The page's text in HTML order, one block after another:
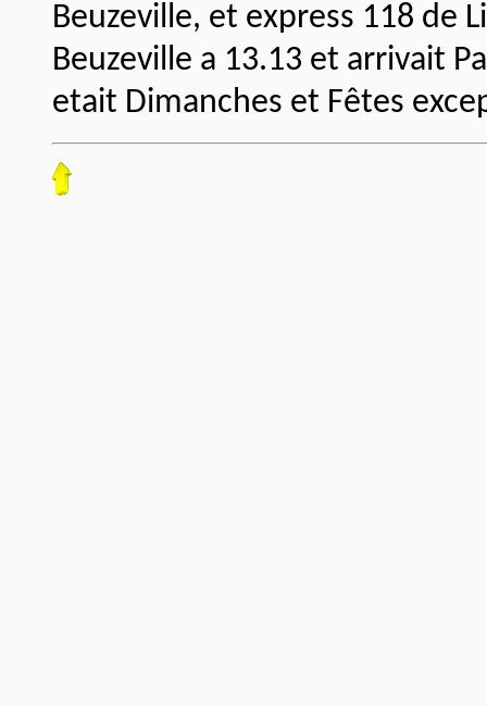
Beuzeville, et express 118 de
Beuzeville a 13.13 et arrivait
etait Dimanches et Fêtes